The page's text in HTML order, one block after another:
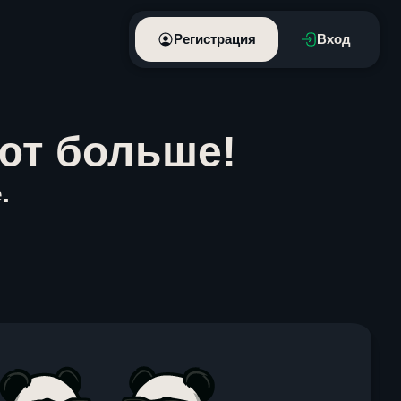
Регистрация Вход
больше!